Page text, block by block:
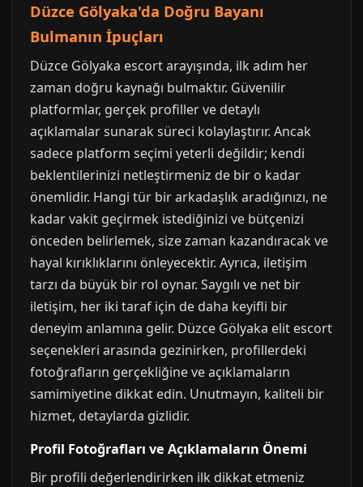
Düzce Gölyaka'da Doğru Bayanı
Bulmanın İpuçları
Düzce Gölyaka escort arayışında, ilk adım her
zaman doğru kaynağı bulmaktır. Güvenilir
platformlar, gerçek profiller ve detaylı
açıklamalar sunarak süreci kolaylaştırır. Ancak
sadece platform seçimi yeterli değildir; kendi
beklentilerinizi netleştirmeniz de bir o kadar
önemlidir. Hangi tür bir arkadaşlık aradığınızı, ne
kadar vakit geçirmek istediğinizi ve bütçenizi
önceden belirlemek, size zaman kazandıracak ve
hayal kırıklıklarını önleyecektir. Ayrıca, iletişim
tarzı da büyük bir rol oynar. Saygılı ve net bir
iletişim, her iki taraf için de daha keyifli bir
deneyim anlamına gelir. Düzce Gölyaka elit escort
seçenekleri arasında gezinirken, profillerdeki
fotoğrafların gerçekliğine ve açıklamaların
samimiyetine dikkat edin. Unutmayın, kaliteli bir
hizmet, detaylarda gizlidir.
Profil Fotoğrafları ve Açıklamaların Önemi
Bir profili değerlendirirken ilk dikkat etmeniz